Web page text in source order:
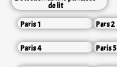
de lit
Paris 1
Pars 2
Paris 4 Paris 5